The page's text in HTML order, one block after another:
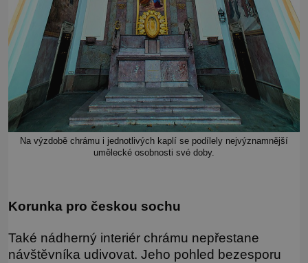
Na výzdobě chrámu i jednotlivých kaplí se podílely nejvýznamnější
umělecké osobnosti své doby.
Korunka pro českou sochu
Také nádherný interiér chrámu nepřestane
návštěvníka udivovat. Jeho pohled bezesporu